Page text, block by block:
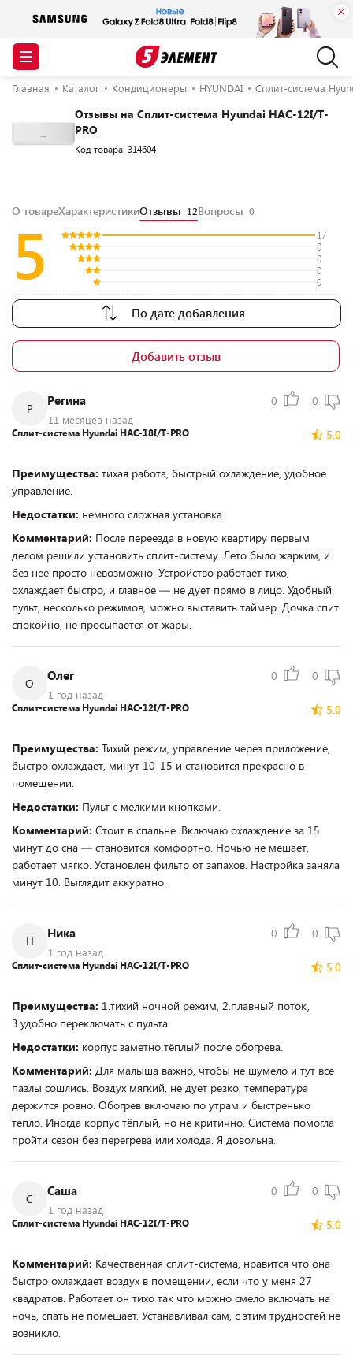
Главная Каталог Кондиционеры HYUNDAI Сплит-система
Отзывы на Сплит-система Hyundai HAC-12I/T-
PRO
Код товара: 314604
О товареХарактеристикиОтзывы 12Вопросы 0
5
17
0
0
0
0
По дате добавления
Добавить отзыв
Р
Регина
11 месяцев назад
0 0
5.0
Сплит-система Hyundai HAC-18I/T-PRO
Преимущества: тихая работа, быстрый охлаждение, удобное
управление.
Недостатки: немного сложная установка
Комментарий: После переезда в новую квартиру первым
делом решили установить сплит-систему. Лето было жарким, и
без неё просто невозможно. Устройство работает тихо,
охлаждает быстро, и главное — не дует прямо в лицо. Удобный
пульт, несколько режимов, можно выставить таймер. Дочка спит
спокойно, не просыпается от жары.
О
Олег
1 год назад
0 0
5.0
Сплит-система Hyundai HAC-12I/T-PRO
Преимущества: Тихий режим, управление через приложение,
быстро охлаждает, минут 10-15 и становится прекрасно в
помещении.
Недостатки: Пульт с мелкими кнопками.
Комментарий: Стоит в спальне. Включаю охлаждение за 15
минут до сна — становится комфортно. Ночью не мешает,
работает мягко. Установлен фильтр от запахов. Настройка заняла
минут 10. Выглядит аккуратно.
Н
Ника
1 год назад
0 0
5.0
Сплит-система Hyundai HAC-12I/T-PRO
Преимущества: 1.тихий ночной режим, 2.плавный поток,
3.удобно переключать с пульта.
Недостатки: корпус заметно тёплый после обогрева.
Комментарий: Для малыша важно, чтобы не шумело и тут все
пазлы сошлись. Воздух мягкий, не дует резко, температура
держится ровно. Обогрев включаю по утрам и быстренько
тепло. Иногда корпус тёплый, но не критично. Система помогла
пройти сезон без перегрева или холода. Я довольна.
С
Саша
1 год назад
0 0
5.0
Сплит-система Hyundai HAC-12I/T-PRO
Комментарий: Качественная сплит-система, нравится что она
быстро охлаждает воздух в помещении, если что у меня 27
квадратов. Работает он тихо так что можно смело включать на
ночь, спать не помешает. Устанавливал сам, с этим трудностей не
возникло.